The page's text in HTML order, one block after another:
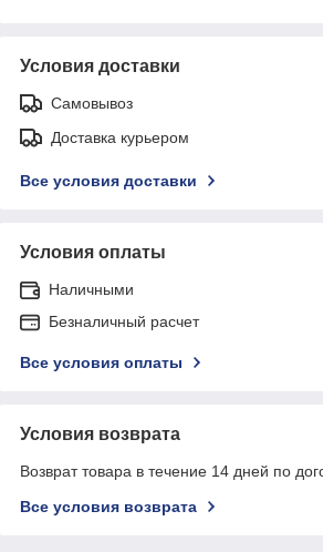
Условия доставки
Самовывоз
Доставка курьером
Все условия доставки
Условия оплаты
Наличными
Безналичный расчет
Все условия оплаты
Условия возврата
Возврат товара в течение 14 дней по
Все условия возврата